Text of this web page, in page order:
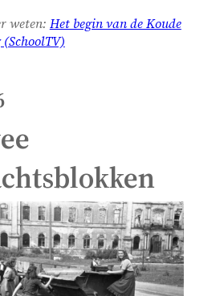
weten: Het begin van de Koude